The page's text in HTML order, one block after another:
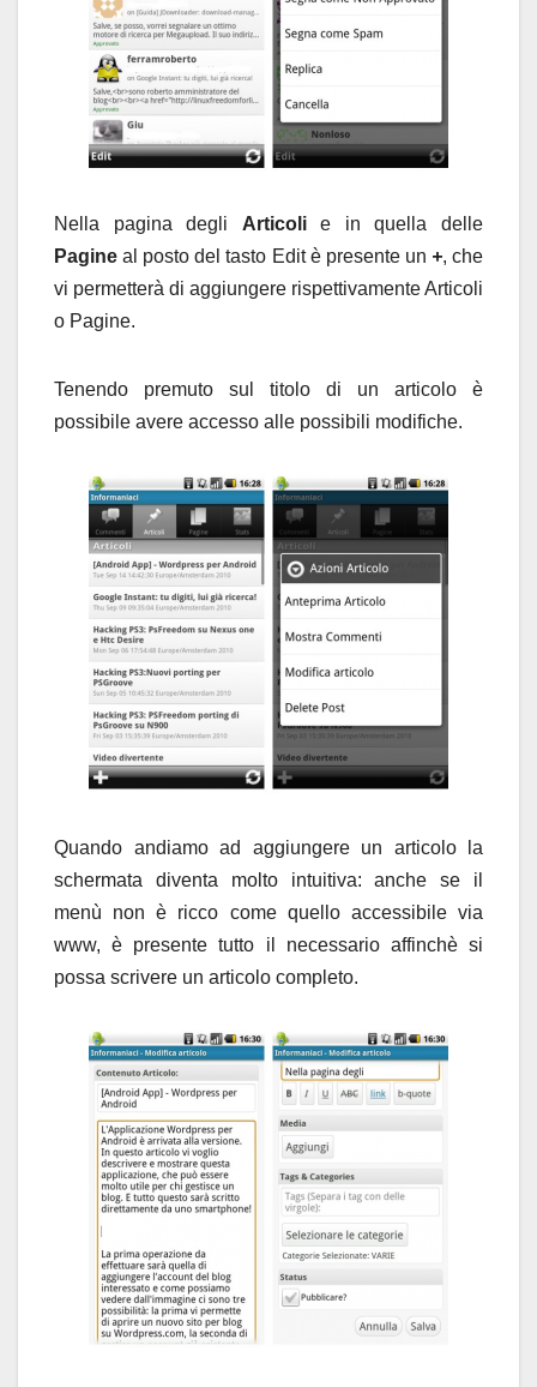
Nella pagina degli Articolie in quella delle
Pagine al posto del tasto Edit è presente un +, che
vi permetterà di aggiungere rispettivamente Articoli
o Pagine.
Tenendo premuto sul titolo di un articolo è
possibile avere accesso alle possibili modifiche.
Quando andiamo ad aggiungere un articolo la
schermata diventa molto intuitiva: anche se il
menù non è ricco come quello accessibile via
www, è presente tutto il necessario affinchè si
possa scrivere un articolo completo.